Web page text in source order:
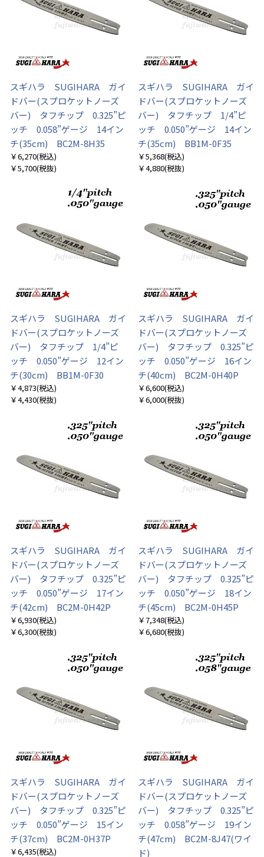
スギハラ SUGIHARA ガイ
ドバー(スプロケットノーズ
バー) タフチップ 0.325”ピ
ッチ 0.058”ゲージ 14イン
チ(35cm) BC2M-8H35
￥6,270(税込)
￥5,700(税抜)
スギハラ SUGIHARA ガイ
ドバー(スプロケットノーズ
バー) タフチップ 1/4”ピ
ッチ 0.050”ゲージ 14イン
チ(35cm) BB1M-0F35
￥5,368(税込)
￥4,880(税抜)
スギハラ SUGIHARA ガイ
ドバー(スプロケットノーズ
バー) タフチップ 1/4”ピ
ッチ 0.050”ゲージ 12イン
チ(30cm) BB1M-0F30
￥4,873(税込)
￥4,430(税抜)
スギハラ SUGIHARA ガイ
ドバー(スプロケットノーズ
バー) タフチップ 0.325”ピ
ッチ 0.050”ゲージ 16イン
チ(40cm) BC2M-0H40P
￥6,600(税込)
￥6,000(税抜)
スギハラ SUGIHARA ガイ
ドバー(スプロケットノーズ
バー) タフチップ 0.325”ピ
ッチ 0.050”ゲージ 17イン
チ(42cm) BC2M-0H42P
￥6,930(税込)
￥6,300(税抜)
スギハラ SUGIHARA ガイ
ドバー(スプロケットノーズ
バー) タフチップ 0.325”ピ
ッチ 0.050”ゲージ 18イン
チ(45cm) BC2M-0H45P
￥7,348(税込)
￥6,680(税抜)
スギハラ SUGIHARA ガイ
ドバー(スプロケットノーズ
バー) タフチップ 0.325”ピ
ッチ 0.050”ゲージ 15イン
チ(37cm) BC2M-0H37P
￥6,435(税込)
スギハラ SUGIHARA ガイ
ドバー(スプロケットノーズ
バー) タフチップ 0.325”ピ
ッチ 0.058”ゲージ 19イン
チ(47cm) BC2M-8J47(ワイ
ド)